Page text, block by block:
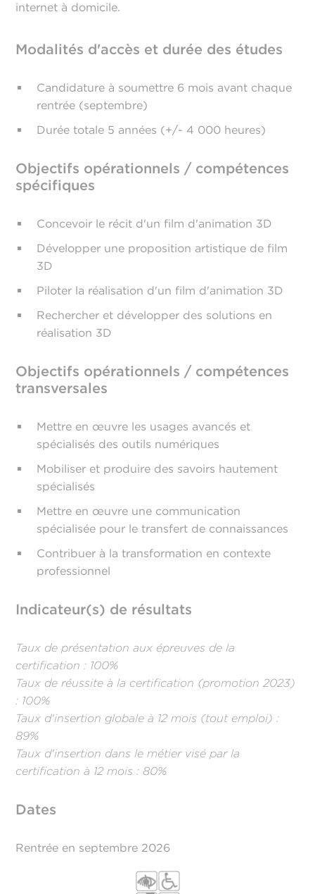
internet à domicile.
Modalités d'accès et durée des études
Candidature à soumettre 6 mois avant chaque
rentrée (septembre)
Durée totale 5 années (+/- 4 000 heures)
Objectifs opérationnels / compétences
spécifiques
Concevoir le récit d'un film d'animation 3D
Développer une proposition artistique de film
3D
Piloter la réalisation d'un film d'animation 3D
Rechercher et développer des solutions en
réalisation 3D
Objectifs opérationnels / compétences
transversales
Mettre en œuvre les usages avancés et
spécialisés des outils numériques
Mobiliser et produire des savoirs hautement
spécialisés
Mettre en œuvre une communication
spécialisée pour le transfert de connaissances
Contribuer à la transformation en contexte
professionnel
Indicateur(s) de résultats
Taux de présentation aux épreuves de la
certification : 100%
Taux de réussite à la certification (promotion 2023)
: 100%
Taux d'insertion globale à 12 mois (tout emploi) :
89%
Taux d'insertion dans le métier visé par la
certification à 12 mois : 80%
Dates
Rentrée en septembre 2026